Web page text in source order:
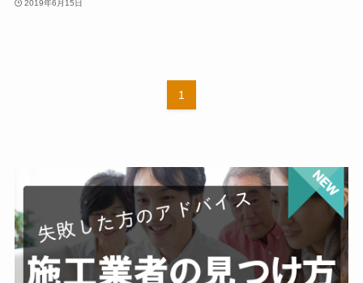
2019年6月15日
1